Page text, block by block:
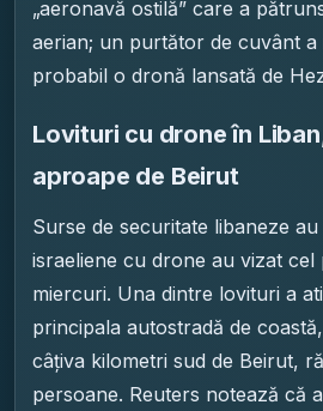
„aeronavă ostilă” care a
aerian; un purtător de cuvânt
probabil o dronă lansată de
Lovituri cu drone în
aproape de Beirut
Surse de securitate libaneze
israeliene cu drone au vizat cel
miercuri. Una dintre lovituri a
principala autostradă de
câțiva kilometri sud de Beirut,
persoane. Reuters notează că